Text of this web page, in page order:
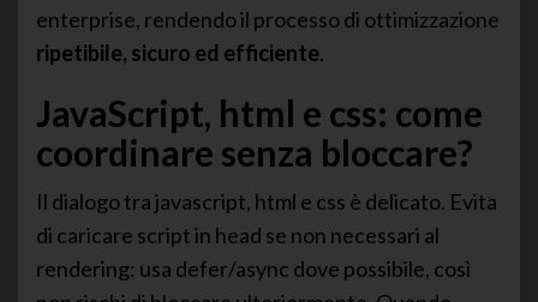
enterprise, rendendo il processo di ottimizzazione
ripetibile, sicuro ed efficiente.
JavaScript, html e css: come
coordinare senza bloccare?
Il dialogo tra javascript, html e css è delicato. Evita
di caricare script in head se non necessari al
rendering: usa defer/async dove possibile, così